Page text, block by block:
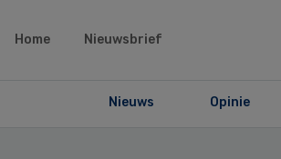
Home Nieuwsbrief
Nieuws Opinie